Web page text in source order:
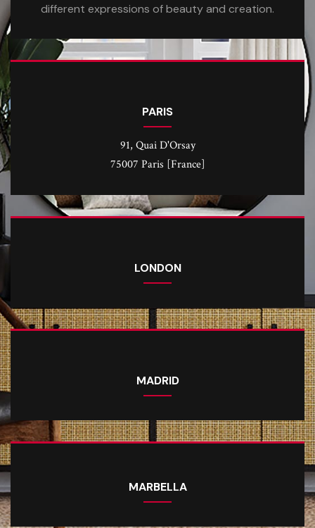
different expressions of beauty and creation.
PARIS
91, Quai D'Orsay
75007 Paris [France]
LONDON
MADRID
MARBELLA